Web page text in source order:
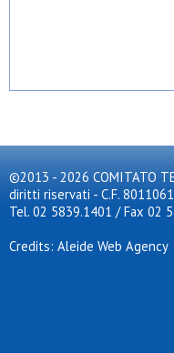
©2013 - 2026 COMITATO
diritti riservati - C.F.
Tel. 02 5839.1401 / Fax 02
Credits: Aleide Web Agency